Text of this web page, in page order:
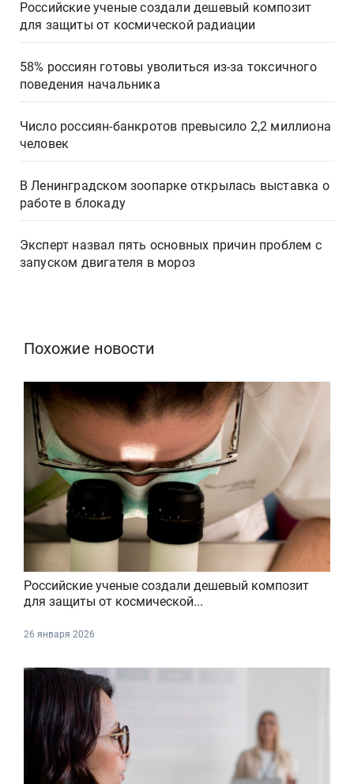
Российские ученые создали дешевый композит
для защиты от космической радиации
58% россиян готовы уволиться из-за токсичного
поведения начальника
Число россиян-банкротов превысило 2,2 миллиона
человек
В Ленинградском зоопарке открылась выставка о
работе в блокаду
Эксперт назвал пять основных причин проблем с
запуском двигателя в мороз
Похожие новости
Российские ученые создали дешевый композит
для защиты от космической...
26 января 2026